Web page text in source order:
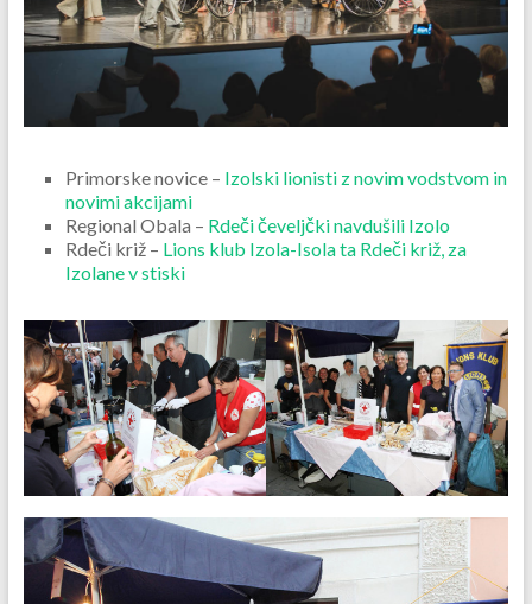
Primorske novice – Izolski lionisti z novim vodstvom in
novimi akcijami
Regional Obala – Rdeči čeveljčki navdušili Izolo
Rdeči križ – Lions klub Izola-Isola ta Rdeči križ, za
Izolane v stiski